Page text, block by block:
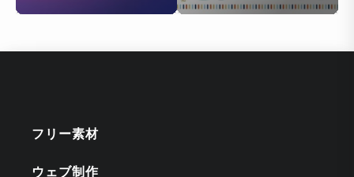
フリー素材
ウェブ制作